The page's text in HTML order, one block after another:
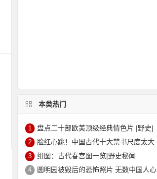
本类热门
1 盘点二十部欧美顶级经典情色片 |野史|
2 脸红心跳！中国古代十大禁书尺度太大
3 组图：古代春宫图一览|野史秘闻
4 圆明园被毁后的恐怖照片 无数中国人心中的痛